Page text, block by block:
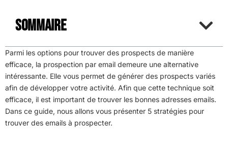
Sommaire
Parmi les options pour trouver des prospects de manière
efficace, la prospection par email demeure une alternative
intéressante. Elle vous permet de générer des prospects variés
afin de développer votre activité. Afin que cette technique soit
efficace, il est important de trouver les bonnes adresses emails.
Dans ce guide, nous allons vous présenter 5 stratégies pour
trouver des emails à prospecter.